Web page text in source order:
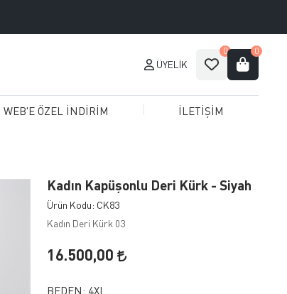
ÜYELIK
0 0
WEB'E ÖZEL İNDİRİM İLETİŞİM
Kadın Kapüşonlu Deri Kürk - Siyah
Ürün Kodu: CK83
Kadın Deri Kürk 03
16.500,00
BEDEN: 4XL